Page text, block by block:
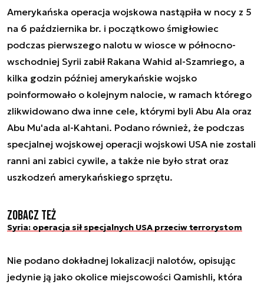
Amerykańska operacja wojskowa nastąpiła w nocy z 5
na 6 października br. i początkowo śmigłowiec
podczas pierwszego nalotu w wiosce w północno-
wschodniej Syrii zabił Rakana Wahid al-Szamriego, a
kilka godzin później amerykańskie wojsko
poinformowało o kolejnym nalocie, w ramach którego
zlikwidowano dwa inne cele, którymi byli Abu Ala oraz
Abu Mu'ada al-Kahtani. Podano również, że podczas
specjalnej wojskowej operacji wojskowi USA nie zostali
ranni ani zabici cywile, a także nie było strat oraz
uszkodzeń amerykańskiego sprzętu.
Zobacz też
Syria: operacja sił specjalnych USA przeciw terrorystom
Nie podano dokładnej lokalizacji nalotów, opisując
jedynie ją jako okolice miejscowości Qamishli, która